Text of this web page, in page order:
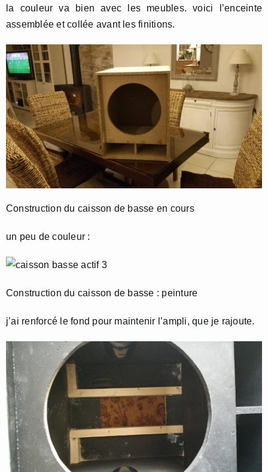
la couleur va bien avec les meubles. voici l’enceinte
assemblée et collée avant les finitions.
Construction du caisson de basse en cours
un peu de couleur :
Construction du caisson de basse : peinture
j’ai renforcé le fond pour maintenir l’ampli, que je rajoute.